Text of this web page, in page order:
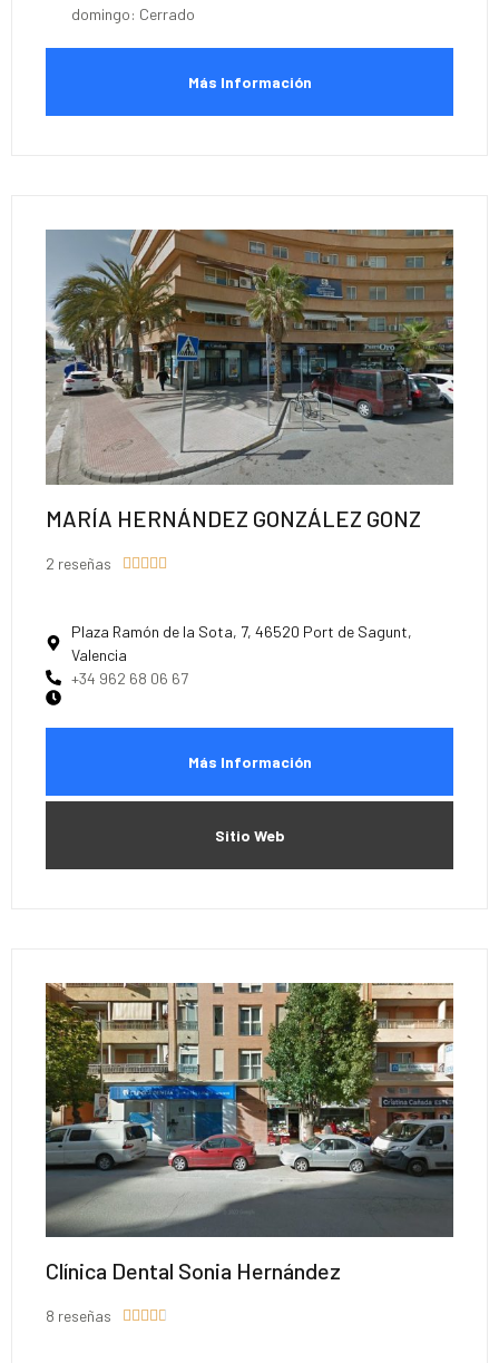
domingo: Cerrado
Más Información
MARÍA HERNÁNDEZ GONZÁLEZ GONZ
2 reseñas 
Plaza Ramón de la Sota, 7, 46520 Port de Sagunt,
Valencia
+34 962 68 06 67
Más Información
Sitio Web
Clínica Dental Sonia Hernández
8 reseñas     